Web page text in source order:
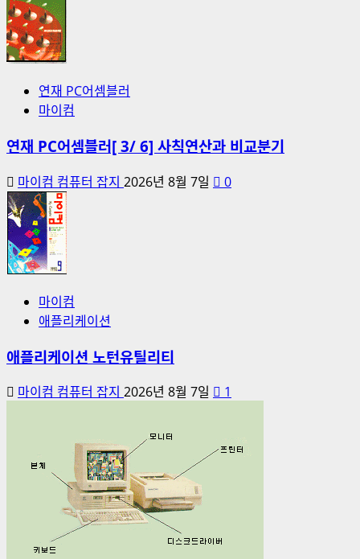
연재 PC어셈블러
마이컴
연재 PC어셈블러[ 3/ 6] 사칙연산과 비교분기
마이컴 컴퓨터 잡지 2026년 8월 7일 0
마이컴
애플리케이션
애플리케이션 노턴유틸리티
마이컴 컴퓨터 잡지 2026년 8월 7일 1